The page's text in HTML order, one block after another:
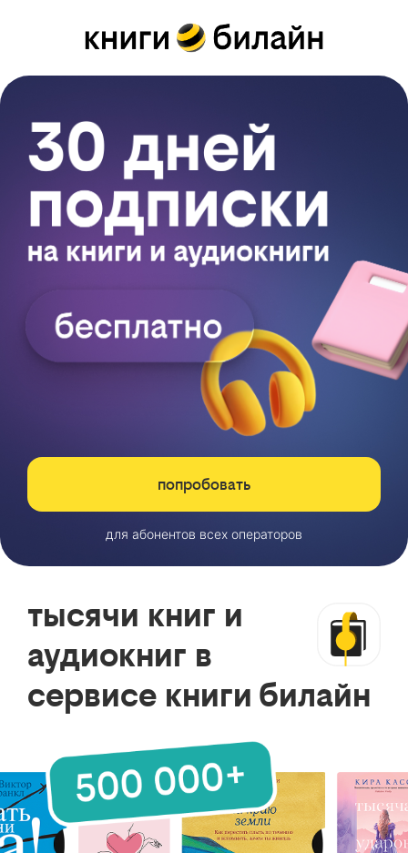
попробовать
для абонентов всех операторов
тысячи книг и
аудиокниг в
сервисе книги билайн